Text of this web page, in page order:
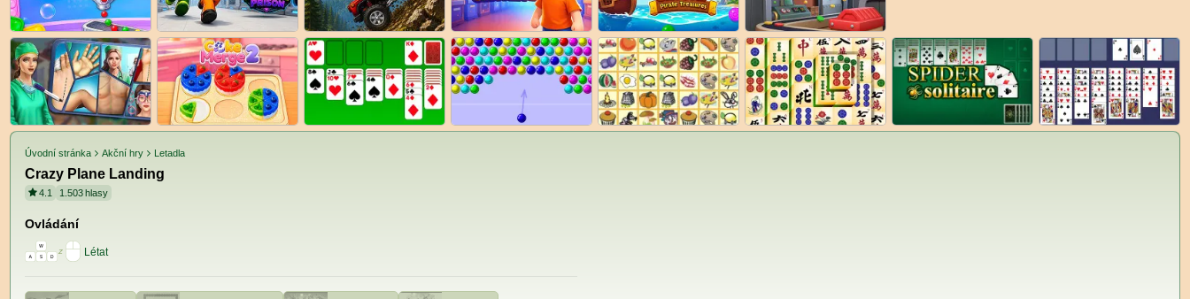
Úvodní stránka Akční hry Letadla
Crazy Plane Landing
4.1 1.503hlasy
Ovládání
z Létat